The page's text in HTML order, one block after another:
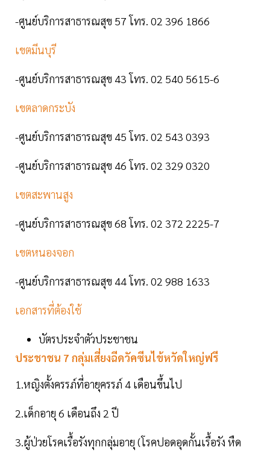
-ศูนย์บริการสาธารณสุข 57 โทร. 02 396 1866
เขตมีนบุรี
-ศูนย์บริการสาธารณสุข 43 โทร. 02 540 5615-6
เขตลาดกระบัง
-ศูนย์บริการสาธารณสุข 45 โทร. 02 543 0393
-ศูนย์บริการสาธารณสุข 46 โทร. 02 329 0320
เขตสะพานสูง
-ศูนย์บริการสาธารณสุข 68 โทร. 02 372 2225-7
เขตหนองจอก
-ศูนย์บริการสาธารณสุข 44 โทร. 02 988 1633
เอกสารที่ต้องใช้
บัตรประจำตัวประชาชน
ประชาชน 7 กลุ่มเสี่ยงฉีดวัคซีนไข้หวัดใหญ่ฟรี
1.หญิงตั้งครรภ์ที่อายุครรภ์ 4 เดือนขึ้นไป
2.เด็กอายุ 6 เดือนถึง 2 ปี
3.ผู้ป่วยโรคเรื้อรังทุกกลุ่มอายุ (โรคปอดอุดกั้นเรื้อรัง หืด